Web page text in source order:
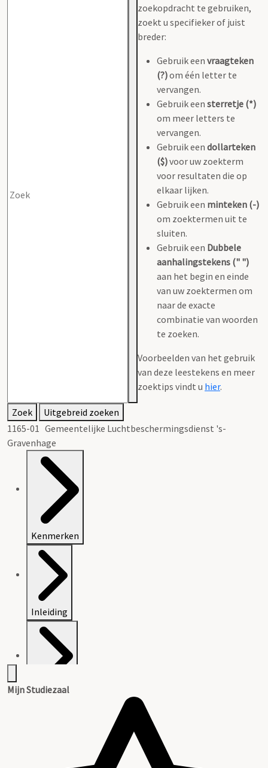
zoekopdracht te gebruiken,
zoekt u specifieker of juist
breder:
Gebruik een vraagteken
(?)om één letter te
vervangen.
Gebruik een sterretje (*)
om meer letters te
vervangen.
Gebruik een dollarteken
($)voor uw zoekterm
voor resultaten die op
elkaar lijken.
Gebruik een minteken (-)
om zoektermen uit te
sluiten.
Gebruik een Dubbele
aanhalingstekens (" ")
aan het begin en einde
van uw zoektermen om
naar de exacte
combinatie van woorden
te zoeken.
Voorbeelden van het gebruik
van deze leestekens en meer
zoektips vindt u hier.
Zoek
Uitgebreid zoeken
1165-01 Gemeentelijke Luchtbeschermingsdienst 's-
Gravenhage
Kenmerken
Inleiding
Inventaris
Mijn Studiezaal